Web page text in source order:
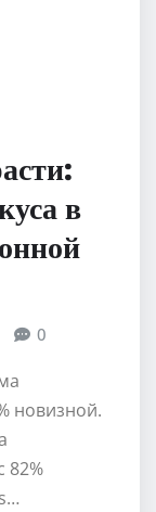
в
0
новизной.
82%